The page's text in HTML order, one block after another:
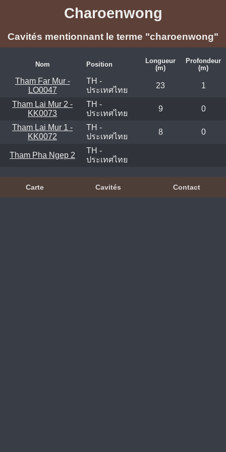
Charoenwong
Cavités mentionnant le terme "charoenwong"
Nom Position
Longueur
(m)
Profondeur
(m)
Tham Far Mur -
LO0047
TH -
ประเทศไทย
23 1
Tham Lai Mur 2 -
KK0073
TH -
ประเทศไทย
9 0
Tham Lai Mur 1 -
KK0072
TH -
ประเทศไทย
8 0
Tham Pha Ngep 2
TH -
ประเทศไทย
Carte Cavités Contact